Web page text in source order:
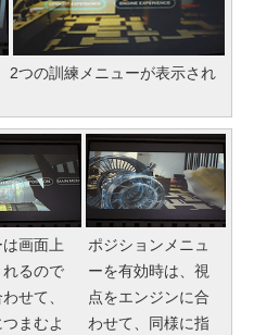
2つの訓練メニューが表示され
画面上
るので
せて、
まむよ
ポジションメニュ
ーを有効時は、視
点をエンジンに合
わせて、同様に指